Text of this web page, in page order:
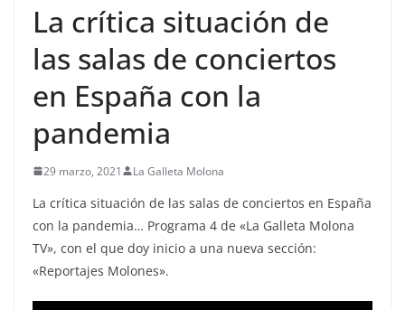
La crítica situación de
las salas de conciertos
en España con la
pandemia
29 marzo, 2021 La Galleta Molona
La crítica situación de las salas de conciertos en España
con la pandemia… Programa 4 de «La Galleta Molona
TV», con el que doy inicio a una nueva sección:
«Reportajes Molones».